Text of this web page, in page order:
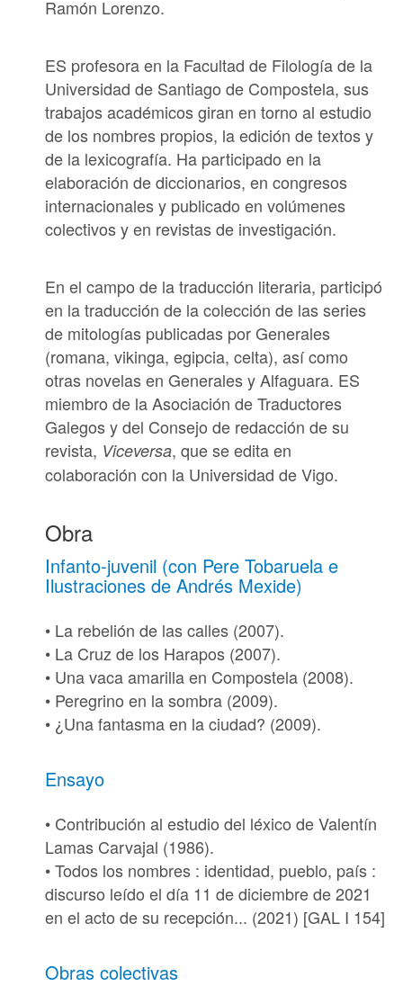
Ramón Lorenzo.
ES profesora en la Facultad de Filología de la
Universidad de Santiago de Compostela, sus
trabajos académicos giran en torno al estudio
de los nombres propios, la edición de textos y
de la lexicografía. Ha participado en la
elaboración de diccionarios, en congresos
internacionales y publicado en volúmenes
colectivos y en revistas de investigación.
En el campo de la traducción literaria, participó
en la traducción de la colección de las series
de mitologías publicadas por Generales
(romana, vikinga, egipcia, celta), así como
otras novelas en Generales y Alfaguara. ES
miembro de laAsociación de Traductores
Galegosy del Consejo de redacción de su
revista, Viceversa, que se edita en
colaboración con la Universidad de Vigo.
Obra
Infanto-juvenil (con Pere Tobaruela e
Ilustraciones de Andrés Mexide)
• La rebelión de las calles (2007).
• La Cruz de los Harapos (2007).
• Una vaca amarilla en Compostela (2008).
• Peregrino en la sombra (2009).
• ¿Una fantasma en la ciudad? (2009).
Ensayo
• Contribución al estudio del léxico de Valentín
Lamas Carvajal (1986).
• Todos los nombres : identidad, pueblo, país :
discurso leído el día 11 de diciembre de 2021
en el acto de su recepción... (2021) [GAL I 154]
Obras colectivas